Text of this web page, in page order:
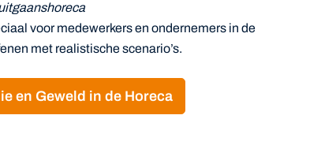
voor medewerkers en ondernemers in de
met realistische scenario’s.
en Geweld in de Horeca